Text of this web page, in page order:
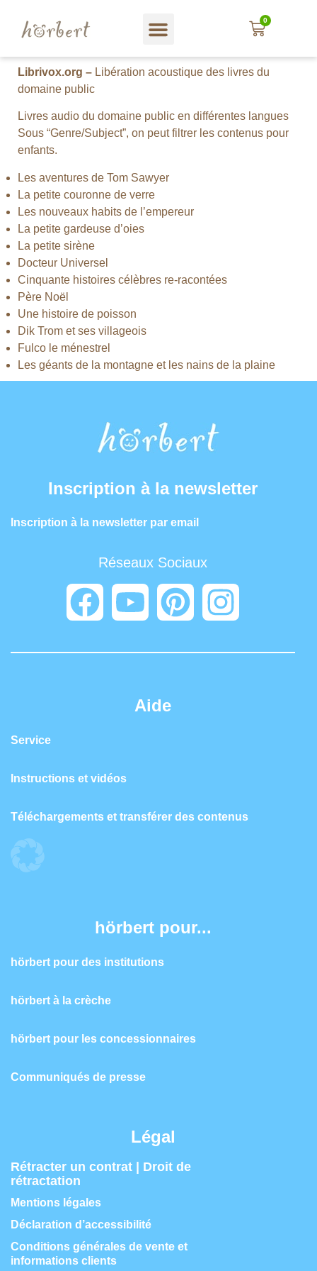
0
Librivox.org – Libération acoustique des livres du
domaine public
Livres audio du domaine public en différentes langues
Sous “Genre/Subject”, on peut filtrer les contenus pour
enfants.
Les aventures de Tom Sawyer
La petite couronne de verre
Les nouveaux habits de l’empereur
La petite gardeuse d’oies
La petite sirène
Docteur Universel
Cinquante histoires célèbres re-racontées
Père Noël
Une histoire de poisson
Dik Trom et ses villageois
Fulco le ménestrel
Les géants de la montagne et les nains de la plaine
Inscription à la newsletter
Inscription à la newsletter par email
Réseaux Sociaux
Aide
Service
Instructions et vidéos
Téléchargements et transférer des contenus
hörbert pour...
hörbert pour des institutions
hörbert à la crèche
hörbert pour les concessionnaires
Communiqués de presse
Légal
Rétracter un contrat | Droit de
rétractation
Mentions légales
Déclaration d’accessibilité
Conditions générales de vente et
informations clients